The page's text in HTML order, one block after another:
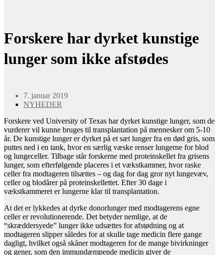
Forskere har dyrket kunstige
lunger som ikke afstødes
7. januar 2019
NYHEDER
Forskere ved University of Texas har dyrket kunstige lunger, som de
vurderer vil kunne bruges til transplantation på mennesker om 5-10
år. De kunstige lunger er dyrket på et sæt lunger fra en død gris, som
puttes ned i en tank, hvor en særlig væske renser lungerne for blod
og lungeceller. Tilbage står forskerne med proteinskellet fra grisens
lunger, som efterfølgende placeres i et vækstkammer, hvor raske
celler fra modtageren tilsættes – og dag for dag gror nyt lungevæv,
celler og blodårer på proteinskellettet. Efter 30 dage i
vækstkammeret er lungerne klar til transplantation.
At det er lykkedes at dyrke donorlunger med modtagerens egne
celler er revolutionerende. Det betyder nemlige, at de
“skræddersyede” lunger ikke udsættes for afstødning og at
modtageren slipper således for at skulle tage medicin flere gange
dagligt, hvilket også skåner modtageren for de mange bivirkninger
og gener, som den immundæmpende medicin giver de